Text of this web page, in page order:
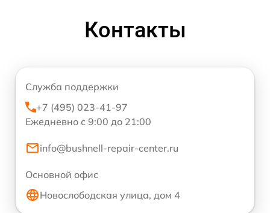
Контакты
Служба поддержки
+7 (495) 023-41-97
Ежедневно с 9:00 до 21:00
info@bushnell-repair-center.ru
Основной офис
Новослободская улица, дом 4